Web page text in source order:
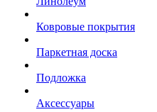
Ковровые покрытия
Паркетная доска
Подложка
Аксессуары